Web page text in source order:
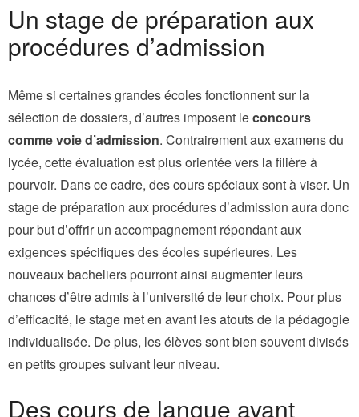
Un stage de préparation aux
procédures d’admission
Même si certaines grandes écoles fonctionnent sur la
sélection de dossiers, d’autres imposent leconcours
comme voie d’admission. Contrairement aux examens du
lycée, cette évaluation est plus orientée vers la filière à
pourvoir. Dans ce cadre, des cours spéciaux sont à viser. Un
stage de préparation aux procédures d’admission aura donc
pour but d’offrir un accompagnement répondant aux
exigences spécifiques des écoles supérieures. Les
nouveaux bacheliers pourront ainsi augmenter leurs
chances d’être admis à l’université de leur choix. Pour plus
d’efficacité, le stage met en avant les atouts de la pédagogie
individualisée. De plus, les élèves sont bien souvent divisés
en petits groupes suivant leur niveau.
Des cours de langue avant